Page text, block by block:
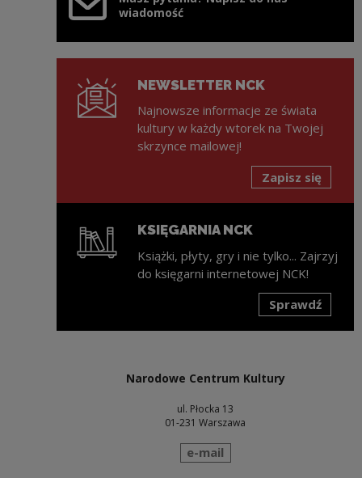
wiadomość
NEWSLETTER NCK
Najnowsze informacje ze świata
kultury w każdy wtorek na Twojej
skrzynce mailowej!
Zapisz się
KSIĘGARNIA NCK
Książki, płyty, gry i nie tylko... Zajrzyj
do księgarni internetowej NCK!
Sprawdź
Narodowe Centrum Kultury
ul. Płocka 13
01-231 Warszawa
wyślij wiadomość
e-mail